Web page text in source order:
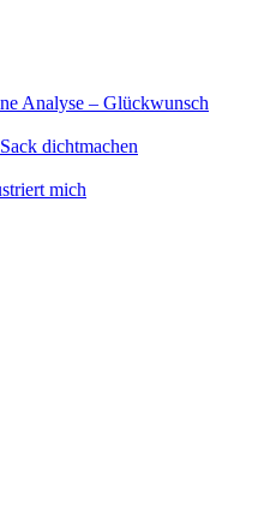
Analyse – Glückwunsch
dichtmachen
mich